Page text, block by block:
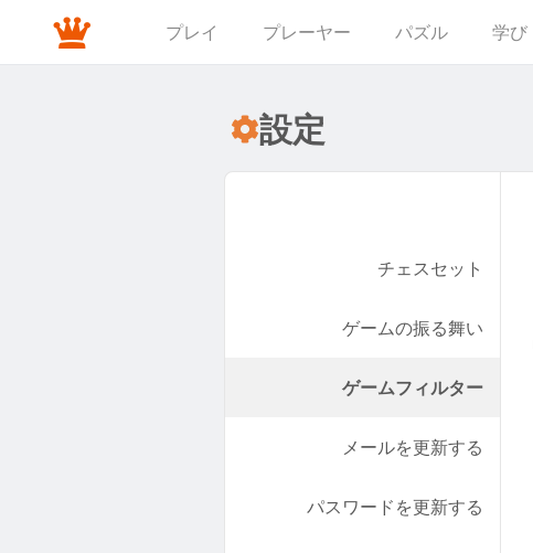
プレイ プレーヤー パズル 学び
設定
チェスセット
ゲームの振る舞い
ゲームフィルター
メールを更新する
パスワードを更新する